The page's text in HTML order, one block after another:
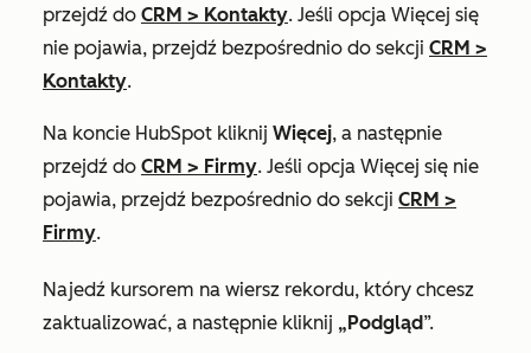
przejdź do CRM > Kontakty. Jeśli opcja Więcej się
nie pojawia, przejdź bezpośrednio do sekcji CRM >
Kontakty.
Na koncie HubSpot kliknij Więcej, a następnie
przejdź do CRM > Firmy. Jeśli opcja Więcej się nie
pojawia, przejdź bezpośrednio do sekcji CRM >
Firmy.
Najedź kursorem na wiersz rekordu, który chcesz
zaktualizować, a następnie kliknij „Podgląd”.